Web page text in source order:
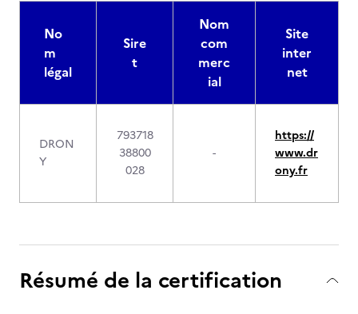
No
m
légal
Sire
t
Nom
com
merc
ial
Site
inter
net
DRON
Y
793718
38800
028
-
https://
www.dr
ony.fr
Résumé de la certification